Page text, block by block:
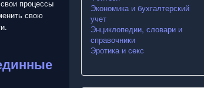
процессы
свою
Экономика и бухгалтерский
учет
Энциклопедии, словари и
справочники
Эротика и секс